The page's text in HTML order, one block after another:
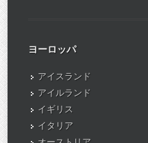
ヨーロッパ
アイスランド
アイルランド
イギリス
イタリア